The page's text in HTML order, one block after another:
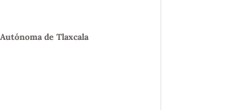
de Tlaxcala